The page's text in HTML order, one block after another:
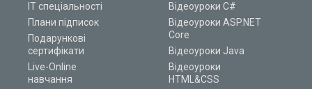
ІТ спеціальності
Плани підписок
Подарункові
сертифікати
Live-Online
навчання
Відеоуроки C#
Відеоуроки ASP.NET
Core
Відеоуроки Java
Відеоуроки
HTML&CSS